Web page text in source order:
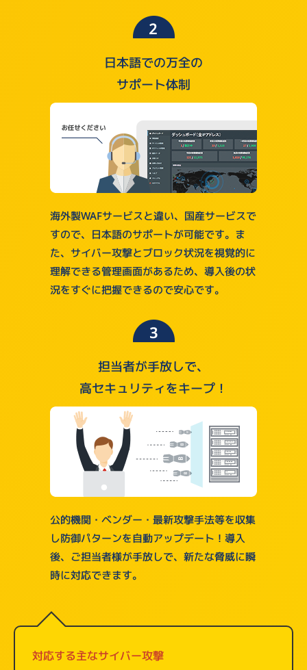
日本語での万全の
サポート体制
海外製WAFサービスと違い、国産サービスで
すので、日本語のサポートが可能です。ま
た、サイバー攻撃とブロック状況を視覚的に
理解できる管理画面があるため、導入後の状
況をすぐに把握できるので安心です。
担当者が手放しで、
高セキュリティをキープ！
公的機関・ベンダー・最新攻撃⼿法等を収集
し防御パターンを自動アップデート！導入
後、ご担当者様が手放しで、新たな脅威に瞬
時に対応できます。
対応する主なサイバー攻撃